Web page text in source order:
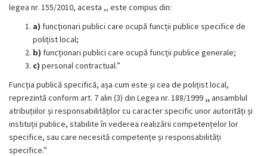
legea nr. 155/2010, acesta ,, este compus din:
a) funcționari publici care ocupă funcții publice specifice de
polițist local;
b) funcționari publici care ocupă funcții publice generale;
c) personal contractual.”
Funcția publică specifică, așa cum este și cea de polițist local,
reprezintă conform art. 7 alin (3) din Legea nr. 188/1999 ,,ansamblul
atribuțiilor și responsabilităților cu caracter specific unor autorități și
instituții publice, stabilite în vederea realizării competențelor lor
specifice, sau care necesită competențe și responsabilități
specifice.”